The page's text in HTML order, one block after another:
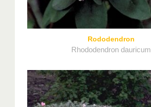
Rododendron
Rhododendron dauricum